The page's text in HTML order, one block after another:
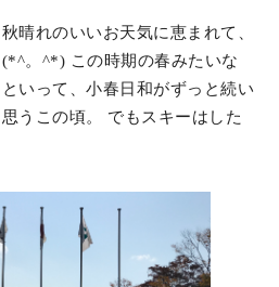
晴れのいいお天気に恵まれて、
。^*) この時期の春みたいな
いって、小春日和がずっと続い
うこの頃。 でもスキーはした